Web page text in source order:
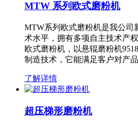
MTW 系列欧式磨粉机
MTW系列欧式磨粉机是我公司
术水平，拥有多项自主技术产
欧式磨粉机，以悬辊磨粉机
制造技术，它能满足客户对产
了解详情
超压梯形磨粉机